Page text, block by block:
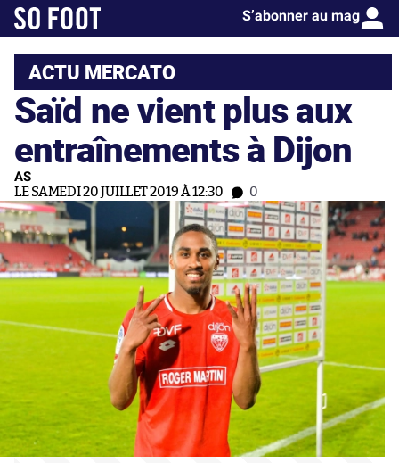
S’abonner au mag
ACTU MERCATO
Saïd ne vient plus aux
entraînements à Dijon
AS
LE SAMEDI 20 JUILLET 2019 À 12:30 0